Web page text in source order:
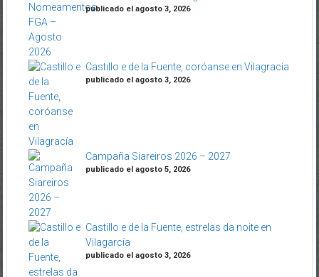
publicado el agosto 3, 2026
Castillo e de la Fuente, coróanse en Vilagracía
publicado el agosto 3, 2026
Campaña Siareiros 2026 – 2027
publicado el agosto 5, 2026
Castillo e de la Fuente, estrelas da noite en
Vilagarcía
publicado el agosto 3, 2026